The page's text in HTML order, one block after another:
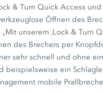
& Turn Quick Access
Öffnen des
unserem ‚Lock & Turn
des Brechers per
sehr schnell und ohne
beispielsweise ein
mobile